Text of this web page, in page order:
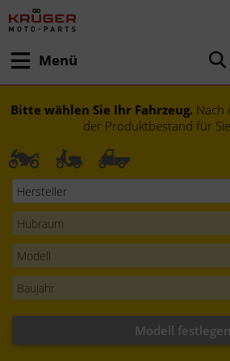
Menü
Bitte wählen Sie Ihr Fahrzeug. Nach
der Produktbestand für
Modell festlegen